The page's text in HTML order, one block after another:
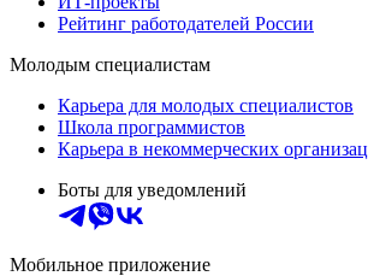
Рейтинг работодателей России
Молодым специалистам
Карьера для молодых специалистов
Школа программистов
Карьера в некоммерческих
Боты для уведомлений
Мобильное приложение